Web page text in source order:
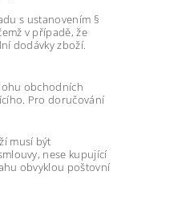
s ustanovením §
v případě, že
dodávky zboží.
obchodních
Pro doručování
musí být
nese kupující
obvyklou poštovní